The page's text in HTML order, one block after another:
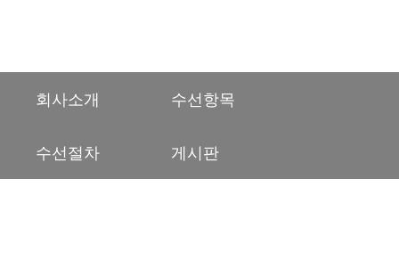
회사소개 수선항목
수선절차 게시판